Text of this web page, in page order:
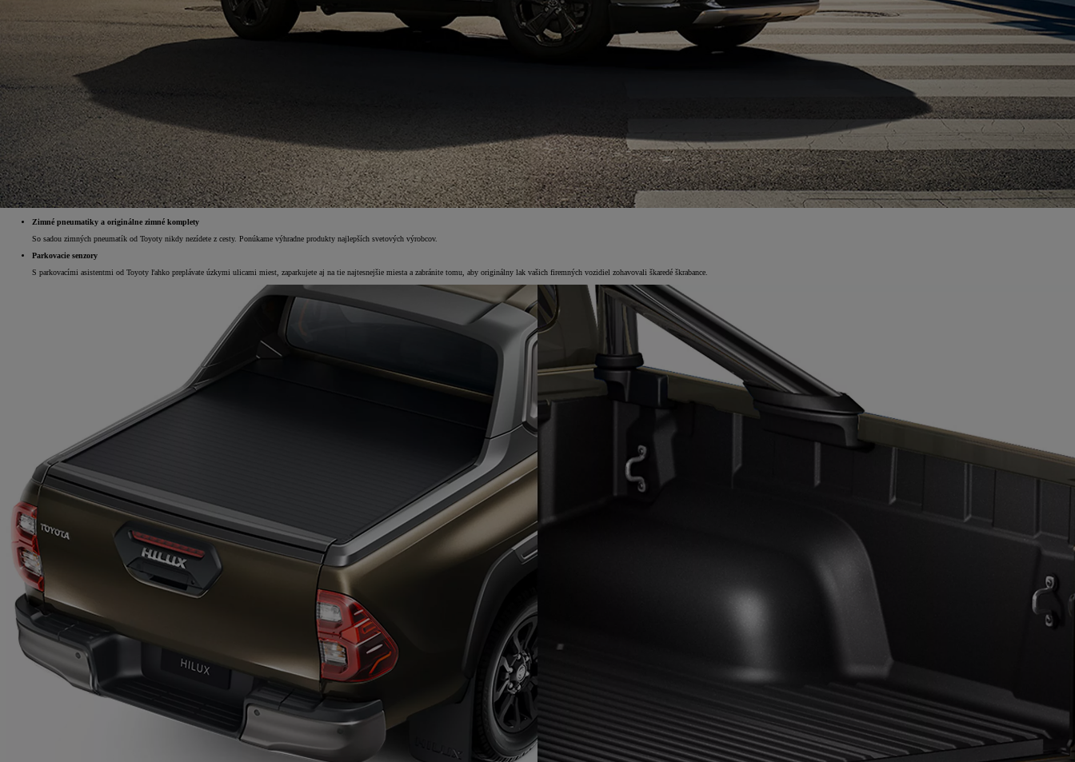
Od 16 690 €s DPH
vr. zvýhodnenia
1 000 €
a bonusu za výkup
Nový Yaris Cross
HYBRID
Zimné pneumatiky a originálne zimné komplety
So sadou zimných pneumatík od Toyoty nikdy nezídete z cesty. Ponúkame výhradne produkty najlepších svetových výrobcov.
Parkovacie senzory
S parkovacími asistentmi od Toyoty ľahko preplávate úzkymi ulicami miest, zaparkujete aj na tie najtesnejšie miesta a zabránite tomu, aby originálny lak vašich firemných vozidiel zohavovali škaredé škrabance.